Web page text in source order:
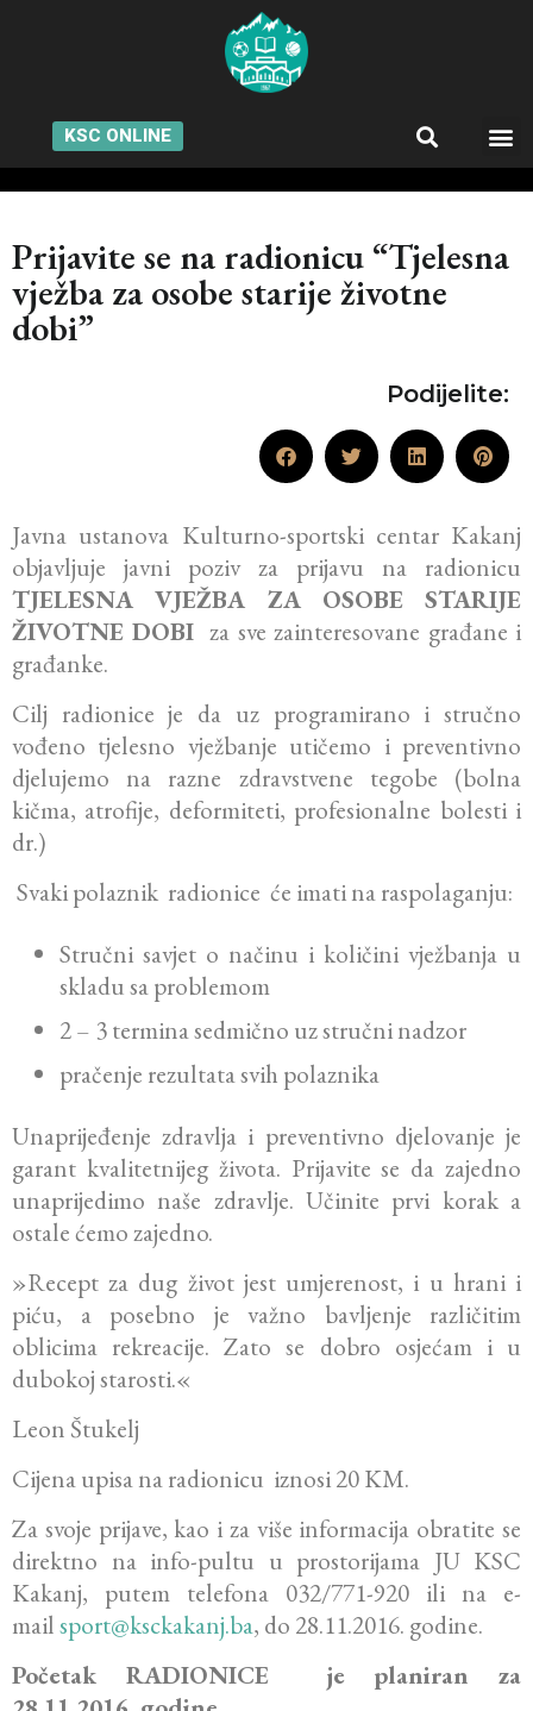
KSC ONLINE
Prijavite se na radionicu “Tjelesna
vježba za osobe starije životne
dobi”
Podijelite:
Javna ustanova Kulturno-sportski centar Kakanj
objavljuje javni poziv za prijavu na radionicu
TJELESNA VJEŽBA ZA OSOBE STARIJE
ŽIVOTNE DOBI za sve zainteresovane građane i
građanke.
Cilj radionice je da uz programirano i stručno
vođeno tjelesno vježbanje utičemo i preventivno
djelujemo na razne zdravstvene tegobe (bolna
kičma, atrofije, deformiteti, profesionalne bolesti i
dr.)
Svaki polaznik radionice će imati na raspolaganju:
Stručni savjet o načinu i količini vježbanja u
skladu sa problemom
2 – 3 termina sedmično uz stručni nadzor
pračenje rezultata svih polaznika
Unaprijeđenje zdravlja i preventivno djelovanje je
garant kvalitetnijeg života. Prijavite se da zajedno
unaprijedimo naše zdravlje. Učinite prvi korak a
ostale ćemo zajedno.
»Recept za dug život jest umjerenost, i u hrani i
piću, a po­seb­no je važno bavljenje različitim
oblicima rekreacije. Zato se dobro osjećam i u
dubokoj starosti.«
Leon Štukelj
Cijena upisa na radionicu iznosi 20 KM.
Za svoje prijave, kao i za više informacija obratite se
direktno na info-pultu u prostorijama JU KSC
Kakanj, putem telefona 032/771-920 ili na e-
mailsport@ksckakanj.ba, do 28.11.2016. godine.
Početak RADIONICE je planiran za